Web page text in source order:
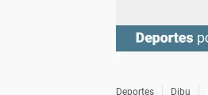
Deportes Dibu